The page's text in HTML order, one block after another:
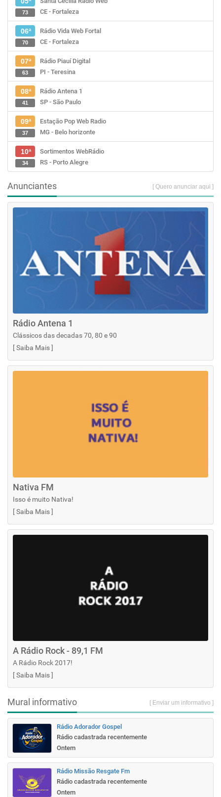
CE - Fortaleza
73
06ª
Rádio Vida Web Fortal
CE - Fortaleza
70
07ª
Rádio Piauí Digital
PI - Teresina
63
08ª
Rádio Antena 1
SP - São Paulo
41
09ª
Estação Pop Web Radio
MG - Belo horizonte
37
10ª
Sortimentos WebRádio
RS - Porto Alegre
34
Anunciantes [ Quero anunciar aqui ]
Rádio Antena 1
Clássicos das decadas 70, 80 e 90
[Saiba Mais]
Nativa FM
Isso é muito Nativa!
[Saiba Mais]
A Rádio Rock - 89,1 FM
A Rádio Rock 2017!
[Saiba Mais]
Mural informativo [ Enviar um informativo ]
Rádio Adorador Gospel
Rádio cadastrada recentemente
Ontem
Rádio Missão Resgate Fm
Rádio cadastrada recentemente
Ontem